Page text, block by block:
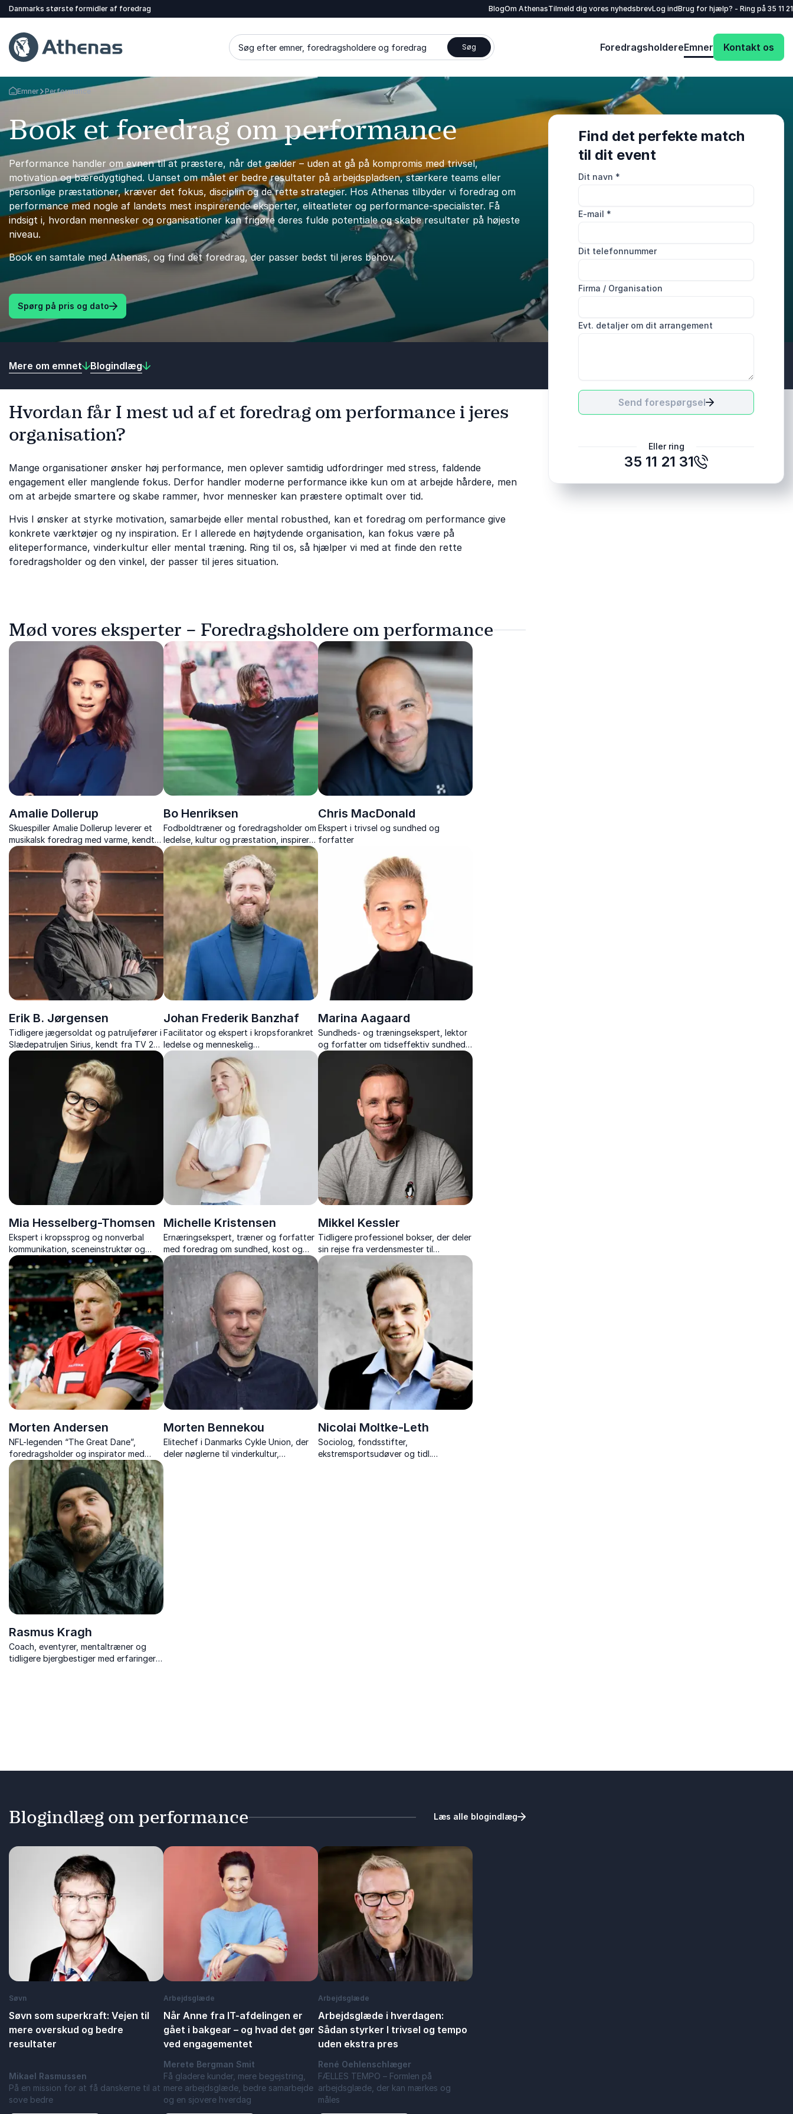
Danmarks største formidler af foredrag BlogOm AthenasTilmeld dig vores nyhedsbrevLog indBrug for hjælp? - Ring på 35 11
Søg efter emner, foredragsholdere og foredrag Søg ForedragsholdereEmner Kontakt os
Tilbage til forsiden
Emner Performance
Book et foredrag om performance
Performance handler om evnen til at præstere, når det gælder – uden at gå på kompromis med trivsel,
motivation og bæredygtighed. Uanset om målet er bedre resultater på arbejdspladsen, stærkere teams eller
personlige præstationer, kræver det fokus, disciplin og de rette strategier. Hos Athenas tilbyder vi foredrag om
performance med nogle af landets mest inspirerende eksperter, eliteatleter og performance-specialister. Få
indsigt i, hvordan mennesker og organisationer kan frigøre deres fulde potentiale og skabe resultater på højeste
niveau.
Book en samtale med Athenas, og find det foredrag, der passer bedst til jeres behov.
Spørg på pris og dato
Find det perfekte match
til dit event
Dit navn *
E-mail *
Dit telefonnummer
Firma / Organisation
Evt. detaljer om dit arrangement
Send forespørgsel
Eller ring
35 11 21 31
Mere om emnet Blogindlæg
Hvordan får I mest ud af et foredrag om performance i jeres
organisation?
Mange organisationer ønsker høj performance, men oplever samtidig udfordringer med stress, faldende
engagement eller manglende fokus. Derfor handler moderne performance ikke kun om at arbejde hårdere, men
om at arbejde smartere og skabe rammer, hvor mennesker kan præstere optimalt over tid.
Hvis I ønsker at styrke motivation, samarbejde eller mental robusthed, kan et foredrag om performance give
konkrete værktøjer og ny inspiration. Er I allerede en højtydende organisation, kan fokus være på
eliteperformance, vinderkultur eller mental træning. Ring til os, så hjælper vi med at finde den rette
foredragsholder og den vinkel, der passer til jeres situation.
Mød vores eksperter – Foredragsholdere om performance
Amalie Dollerup
Skuespiller Amalie Dollerup leverer et
musikalsk foredrag med varme, kendte
sange og levende historier.
Bo Henriksen
Fodboldtræner og foredragsholder om
ledelse, kultur og præstation, inspirerer
med ærlige erfaringer og vejen til
resultater gennem stærke relationer.
Chris MacDonald
Ekspert i trivsel og sundhed og
forfatter
Erik B. Jørgensen
Tidligere jægersoldat og patruljefører i
Slædepatruljen Sirius, kendt fra TV 2-
seersuccesen “Korpset” og som
forfatter, der med friluftsliv inspirerer
Johan Frederik Banzhaf
Facilitator og ekspert i kropsforankret
ledelse og menneskelig
bæredygtighed.
Marina Aagaard
Sundheds- og træningsekspert, lektor
og forfatter om tidseffektiv sundhed
og træning, trivsel og motivation i
fritid og på job.
Mia Hesselberg-Thomsen
Ekspert i kropssprog og nonverbal
kommunikation, sceneinstruktør og
Cand.pæd.
Michelle Kristensen
Ernæringsekspert, træner og forfatter
med foredrag om sundhed, kost og
trivsel – altid med humor, nærvær og
konkrete råd
Mikkel Kessler
Tidligere professionel bokser, der deler
sin rejse fra verdensmester til
inspirerende foredragsholder med
stærke indsigter om disciplin og mental
Morten Andersen
NFL-legenden “The Great Dane”,
foredragsholder og inspirator med
unikke indsigter fra en
verdensklassekarriere
Morten Bennekou
Elitechef i Danmarks Cykle Union, der
deler nøglerne til vinderkultur,
talentudvikling og ledelse
Nicolai Moltke-Leth
Sociolog, fondsstifter,
ekstremsportsudøver og tidl.
Rasmus Kragh
Coach, eventyrer, mentaltræner og
tidligere bjergbestiger med erfaringer
Blogindlæg om performance
Søvn
Søvn som superkraft: Vejen til
mere overskud og bedre
resultater
Mikael Rasmussen
På en mission for at få danskerne til at
sove bedre
Arbejdsglæde
Når Anne fra IT-afdelingen er
gået i bakgear – og hvad det gør
ved engagementet
Merete Bergman Smit
Få gladere kunder, mere begejstring,
mere arbejdsglæde, bedre samarbejde
og en sjovere hverdag
Arbejdsglæde
Arbejdsglæde i hverdagen:
Sådan styrker I trivsel og tempo
uden ekstra pres
René Oehlenschlæger
FÆLLES TEMPO – Formlen på
arbejdsglæde, der kan mærkes og
måles
Læs alle blogindlæg